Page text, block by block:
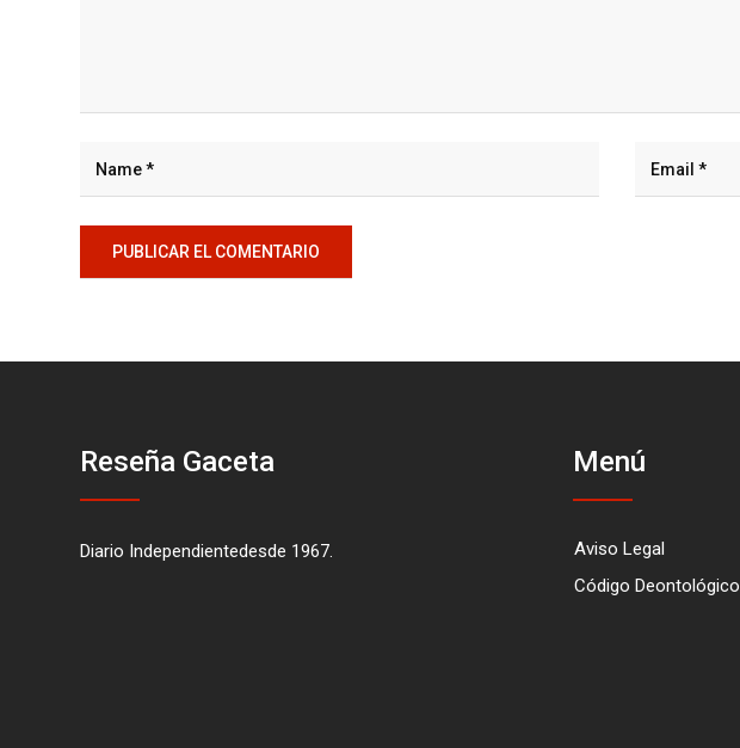
Reseña Gaceta
Diario Independientedesde 1967.
Menú
Aviso Legal
Código Deontológico